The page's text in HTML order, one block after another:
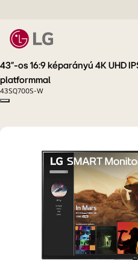
43"-os 16:9 képarányú 4K UHD
platformmal
43SQ700S-W
Copy model name